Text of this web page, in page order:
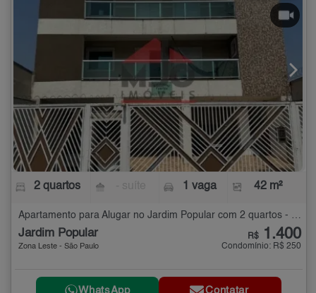
2 quartos 1 vaga 42 m²
Apartamento para Alugar no Jardim Popular com 2 quartos - 42 m²
Jardim Popular
Zona Leste - São Paulo
R$ 1.400
Condomínio: R$ 250
WhatsApp Contatar